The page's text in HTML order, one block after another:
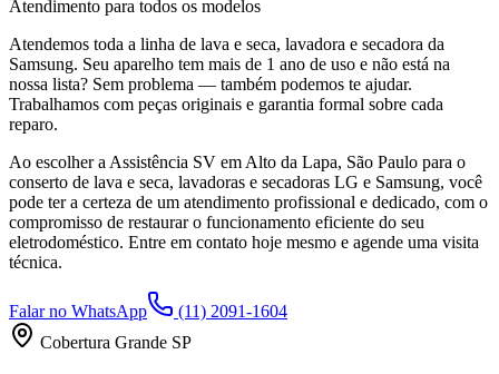
Atendimento para todos os modelos
Atendemos toda a linha de lava e seca, lavadora e secadora da
Samsung. Seu aparelho tem mais de 1 ano de uso e não está na
nossa lista? Sem problema — também podemos te ajudar.
Trabalhamos com peças originais e garantia formal sobre cada
reparo.
Ao escolher a Assistência SV em Alto da Lapa, São Paulo para o
conserto de lava e seca, lavadoras e secadoras LG e Samsung, você
pode ter a certeza de um atendimento profissional e dedicado, com o
compromisso de restaurar o funcionamento eficiente do seu
eletrodoméstico. Entre em contato hoje mesmo e agende uma visita
técnica.
Falar no WhatsApp
(11) 2091-1604
Cobertura Grande SP